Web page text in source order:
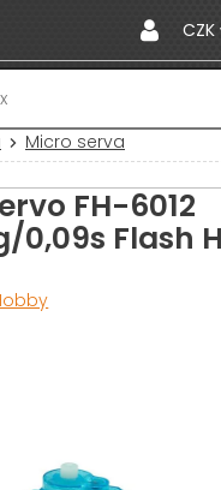
CZK
Micro serva
FH-6012
0,09s Flash